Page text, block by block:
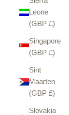
Leone
(GBP £)
Singapore
(GBP £)
Sint
Maarten
(GBP £)
Slovakia